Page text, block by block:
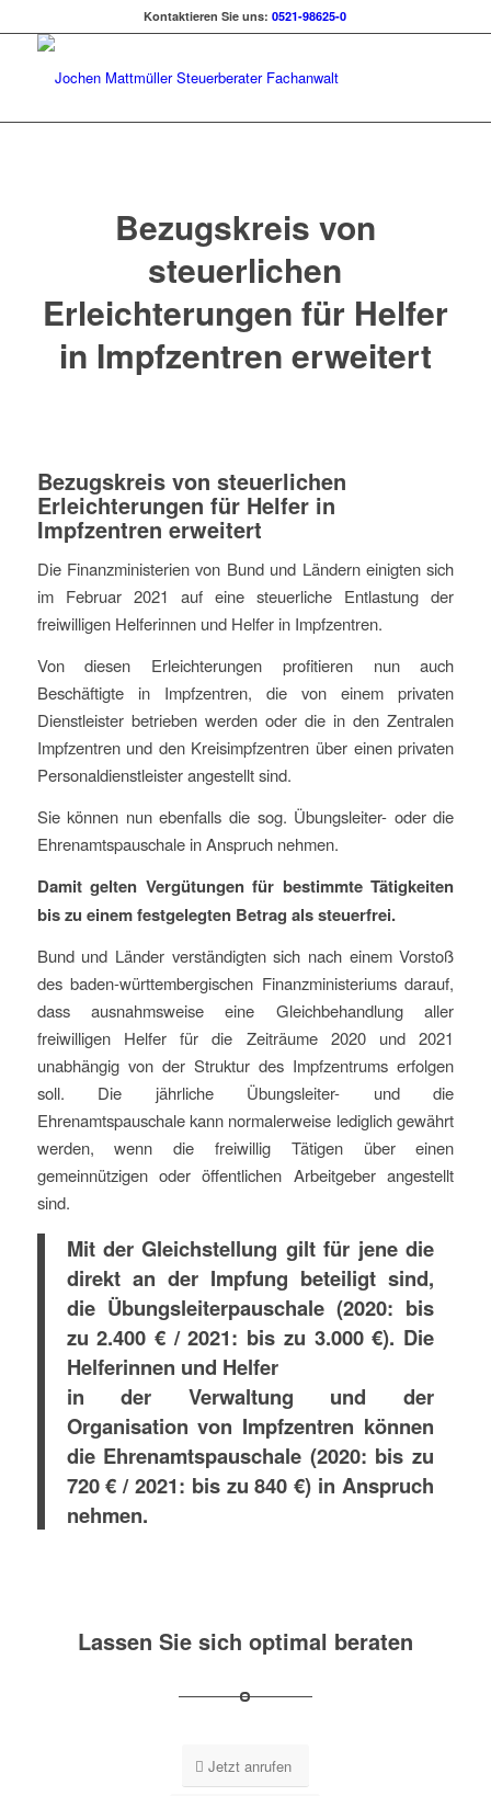
Kontaktieren Sie uns:0521-98625-0
Bezugskreis von
steuerlichen
Erleichterungen für Helfer
in Impfzentren erweitert
Bezugskreis von steuerlichen
Erleichterungen für Helfer in
Impfzentren erweitert
Die Finanzministerien von Bund und Ländern einigten sich
im Februar 2021 auf eine steuerliche Entlastung der
freiwilligen Helferinnen und Helfer in Impfzentren.
Von diesen Erleichterungen profitieren nun auch
Beschäftigte in Impfzentren, die von einem privaten
Dienstleister betrieben werden oder die in den Zentralen
Impfzentren und den Kreisimpfzentren über einen privaten
Personaldienstleister angestellt sind.
Sie können nun ebenfalls die sog. Übungsleiter- oder die
Ehrenamtspauschale in Anspruch nehmen.
Damit gelten Vergütungen für bestimmte Tätigkeiten
bis zu einem festgelegten Betrag als steuerfrei.
Bund und Länder verständigten sich nach einem Vorstoß
des baden-württembergischen Finanzministeriums darauf,
dass ausnahmsweise eine Gleichbehandlung aller
freiwilligen Helfer für die Zeiträume 2020 und 2021
unabhängig von der Struktur des Impfzentrums erfolgen
soll. Die jährliche Übungsleiter- und die
Ehrenamtspauschale kann normalerweise lediglich gewährt
werden, wenn die freiwillig Tätigen über einen
gemeinnützigen oder öffentlichen Arbeitgeber angestellt
sind.
Mit der Gleichstellung gilt für jene die
direkt an der Impfung beteiligt sind,
die Übungsleiterpauschale (2020: bis
zu 2.400 € / 2021: bis zu 3.000 €). Die
Helferinnen und Helfer
in der Verwaltung und der
Organisation von Impfzentren können
die Ehrenamtspauschale (2020: bis zu
720 € / 2021: bis zu 840 €) in Anspruch
nehmen.
Lassen Sie sich optimal beraten
Jetzt anrufen